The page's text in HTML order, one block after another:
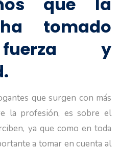
tomado
y
que surgen con más
la profesión, es sobre el
ya que como en toda
a tomar en cuenta al